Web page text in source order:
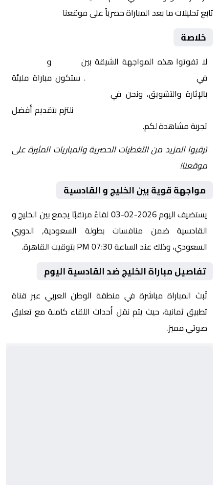
تابع تحليلات ما بعد المباراة حصرياً على موقعنا
خلاصة
لا تفوتوا هذه المواجهة الشيقة بين و
في
. ستكون مباراة مليئة
بالإثارة والتشويق، ونحن في
نلتزم بتقديم أفضل
تجربة مشاهدة لكم.
ترقبوا المزيد من التغطيات الحصرية والمباريات المثيرة على
موقعنا!
مواجهة قوية بين الخليج و القادسية
يستضيف اليوم 2026-02-03 لقاءً مرتقبًا يجمع بين الخليج و
القادسية ضمن منافسات بطولة السعودية, الدوري
السعودي، وذلك عند الساعة 07:30 PM بتوقيت القاهرة.
تفاصيل مباراة الخليج ضد القادسية اليوم
تُبث المباراة مباشرة في منطقة الوطن العربي عبر قناة
تطبيق ثمانية، حيث يتم نقل أحداث اللقاء كاملة مع تعليق
صوتي مميز.